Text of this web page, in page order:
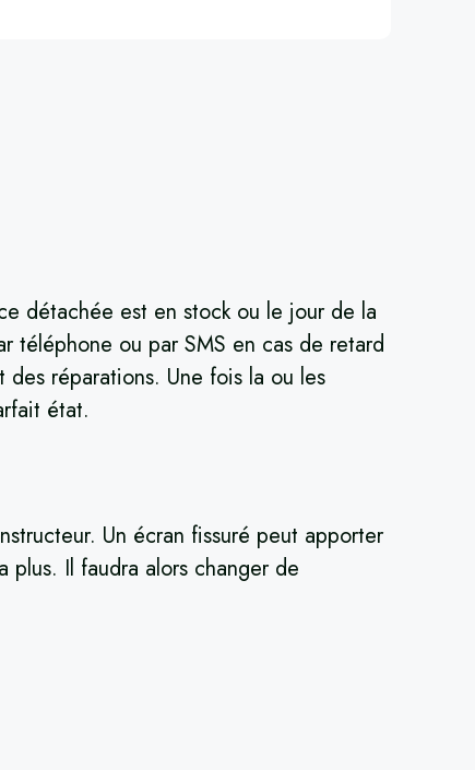
détachée est en stock ou le jour de la
téléphone ou par SMS en cas de retard
réparations. Une fois la ou les
état.
Un écran fissuré peut apporter
plus. Il faudra alors changer de